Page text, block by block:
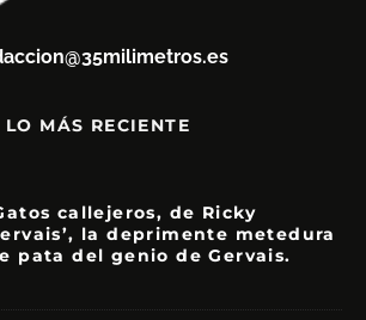
LO MÁS RECIENTE
callejeros, de Ricky
la deprimente metedura
pata del genio de Gervais.